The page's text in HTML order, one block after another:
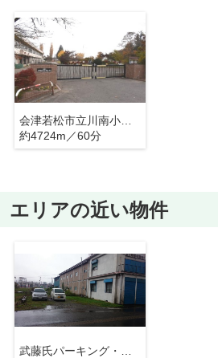
会津若松市立川南小学校
約4724m／60分
エリアの近い物件